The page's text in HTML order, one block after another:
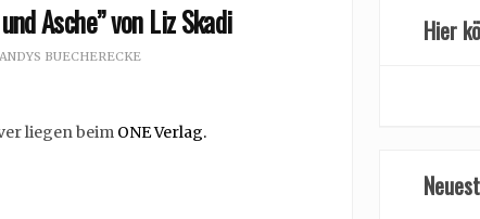
Asche” von Liz Skadi
BUECHERECKE
liegen beim ONE Verlag.
Hier